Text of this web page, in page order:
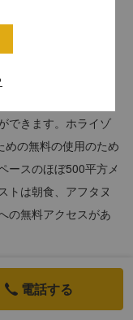
ンラウンジ北京中心
ホライゾンルーム
ジで排他的な利点
できます。ホライゾ
めの無料の使用のため
ースのほぼ500平方メ
トは朝食、アフタヌ
の無料アクセスがあ
 電話する